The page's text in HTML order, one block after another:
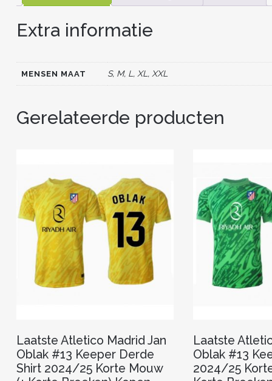
Extra informatie
MENSEN MAAT S, M, L, XL, XXL
Gerelateerde producten
Laatste Atletico Madrid Jan
Oblak #13 Keeper Derde
Shirt 2024/25 Korte Mouw
Laatste
Oblak #13
2024/25